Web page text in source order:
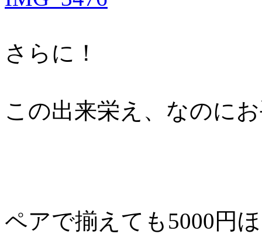
さらに！
この出来栄え、なのに
ペアで揃えても5000円